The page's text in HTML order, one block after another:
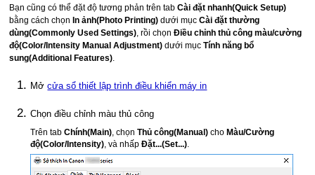
Bạn cũng có thể đặt độ tương phản trên tabCài đặt nhanh(Quick Setup)
bằng cách chọnIn ảnh(Photo Printing) dưới mụcCài đặt thường
dùng(Commonly Used Settings) , rồi chọnĐiều chỉnh thủ công màu/cường
độ(Color/Intensity Manual Adjustment) dưới mụcTính năng bổ
sung(Additional Features)
Mởcửa sổ thiết lập trình điều khiển máy in
Chọn điều chỉnh màu thủ công
Trên tabChính(Main) , chọnThủ công(Manual) cho Màu/Cường
độ(Color/Intensity) , và nhấpĐặt...(Set...)